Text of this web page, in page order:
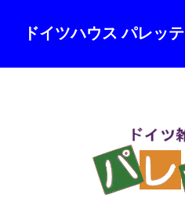
ドイツハウス パレッテ